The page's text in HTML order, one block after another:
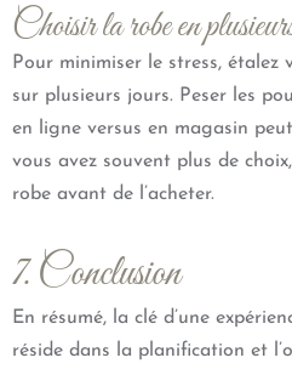
Choisir la robe en
Pour minimiser le stress, étalez
sur plusieurs jours. Peser les
en ligne versus en magasin
vous avez souvent plus de
robe avant de l’acheter.
7. Conclusion
En résumé, la clé d’une
réside dans la planification et